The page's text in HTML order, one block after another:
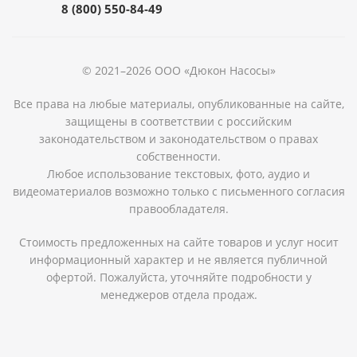
8 (800) 550-84-49
© 2021–2026 ООО «Дюкон Насосы»
Все права на любые материалы, опубликованные на сайте,
защищены в соответствии с российским
законодательством и законодательством о правах
собственности.
Любое использование текстовых, фото, аудио и
видеоматериалов возможно только с письменного согласия
правообладателя.
Стоимость предложенных на сайте товаров и услуг носит
информационный характер и не является публичной
офертой. Пожалуйста, уточняйте подробности у
менеджеров отдела продаж.